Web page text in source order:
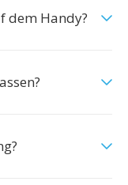
dem Handy?